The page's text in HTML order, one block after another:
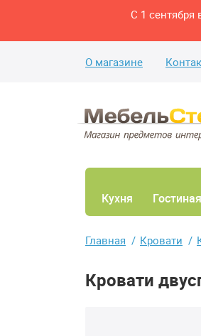
С 1
О магазине
Кухня Гостиная
Главная Кровати
Кровати